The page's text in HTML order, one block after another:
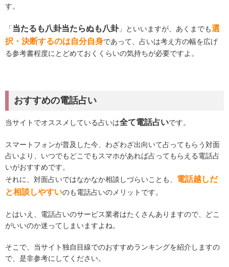
す。
「当たるも八卦当たらぬも八卦」といいますが、あくまでも選
択・決断するのは自分自身であって、占いは考え方の幅を広げ
る参考書程度にとどめておくくらいの気持ちが必要ですよ。
おすすめの電話占い
当サイトでオススメしている占いは全て電話占いです。
スマートフォンが普及した今、わざわざ出向いて占ってもらう対面
占いより、いつでもどこでもスマホがあれば占ってもらえる電話占
いがおすすめです。
それに、対面占いではなかなか相談しづらいことも、 電話越しだ
と相談しやすいのも電話占いのメリットです。
とはいえ、電話占いのサービス業者はたくさんありますので、どこ
がいいのか迷ってしまいますよね。
そこで、当サイト独自目線でのおすすめランキングを紹介しますの
で、是非参考にしてください。